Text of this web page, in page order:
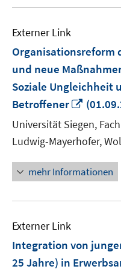
Externer Link
Organisationsreform
und neue
Soziale Ungleichheit
Betroffener
In
neuem
Fenster
öffnen
Universität Siegen,
Ludwig-Mayerhofer,
mehr Informationen
Externer Link
Integration von
25 Jahre) in